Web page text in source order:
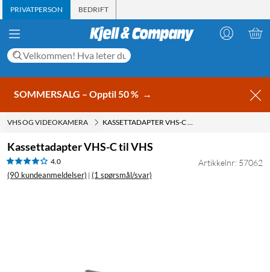
PRIVATPERSON BEDRIFT
SOMMERSALG – Opptil 50 % →
VHS OG VIDEOKAMERA KASSETTADAPTER VHS-C TIL VHS
Kassettadapter VHS-C til VHS
4.0
(90 kundeanmeldelser) | (1 spørsmål/svar)
Artikkelnr: 57062